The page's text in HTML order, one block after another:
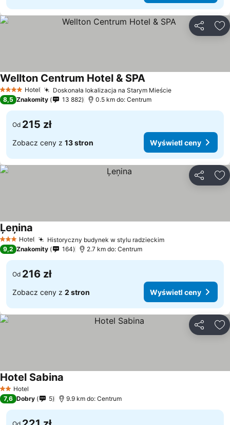
4 KategoriaHotel Doskonała lokalizacja na Starym Mieście
Wellton Centrum Hotel & SPA
8,5 Znakomity 13 882 0.5 km do: Centrum
Od 215 zł
Zobacz ceny z 13 stron Wyświetl ceny
3 Kategoria
Hotel Historyczny budynek w stylu radzieckim
Ļeņina
9,2 Znakomity 164 2.7 km do: Centrum
Od 216 zł
Zobacz ceny z 2 stron Wyświetl ceny
2 Kategoria
Hotel
Hotel Sabina
7,6 Dobry 5 9.9 km do: Centrum
Od